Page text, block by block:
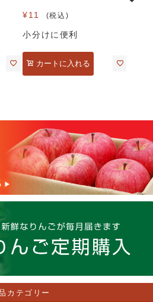
¥11 税込
小分けに便利
カートに入れる
カテゴリー